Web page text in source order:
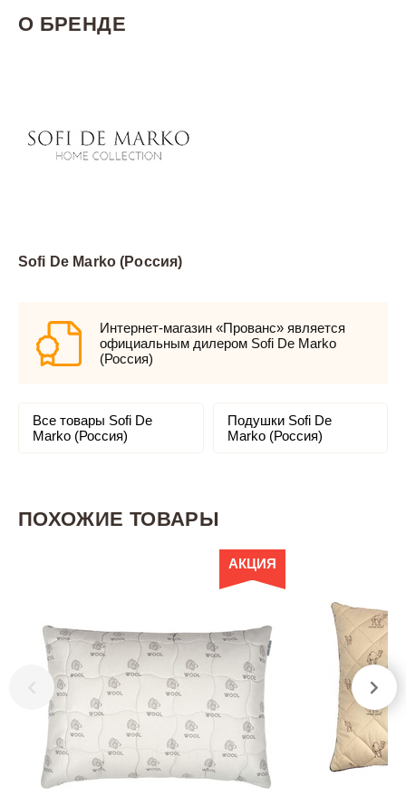
О БРЕНДЕ
Sofi De Marko (Россия)
Интернет-магазин «Прованс» является
официальным дилером Sofi De Marko
(Россия)
Все товары Sofi De
Marko (Россия)
Подушки Sofi De
Marko (Россия)
ПОХОЖИЕ ТОВАРЫ
АКЦИЯ